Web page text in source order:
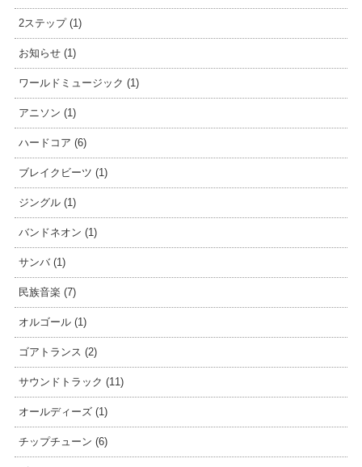
2ステップ (1)
お知らせ (1)
ワールドミュージック (1)
アニソン (1)
ハードコア (6)
ブレイクビーツ (1)
ジングル (1)
バンドネオン (1)
サンバ (1)
民族音楽 (7)
オルゴール (1)
ゴアトランス (2)
サウンドトラック (11)
オールディーズ (1)
チップチューン (6)